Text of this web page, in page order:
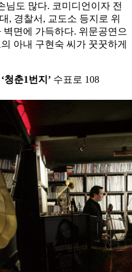
님도 많다. 코미디언이자 전
, 경찰서, 교도소 등지로 위
면에 가득하다. 위문공연으
아내 구현숙 씨가 꿋꿋하게
청춘1번지’ 수표로 108